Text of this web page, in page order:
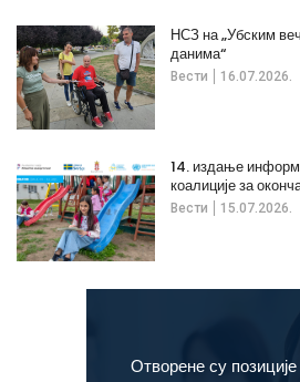
Вести 16.07.2026.
НСЗ на „Убским
данима“
Вести 15.07.2026.
14. издање
коалиције за
Отворене су